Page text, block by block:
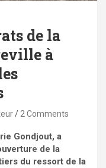
de la
à
2 Comments
Gondjout, a
de la
du ressort de la